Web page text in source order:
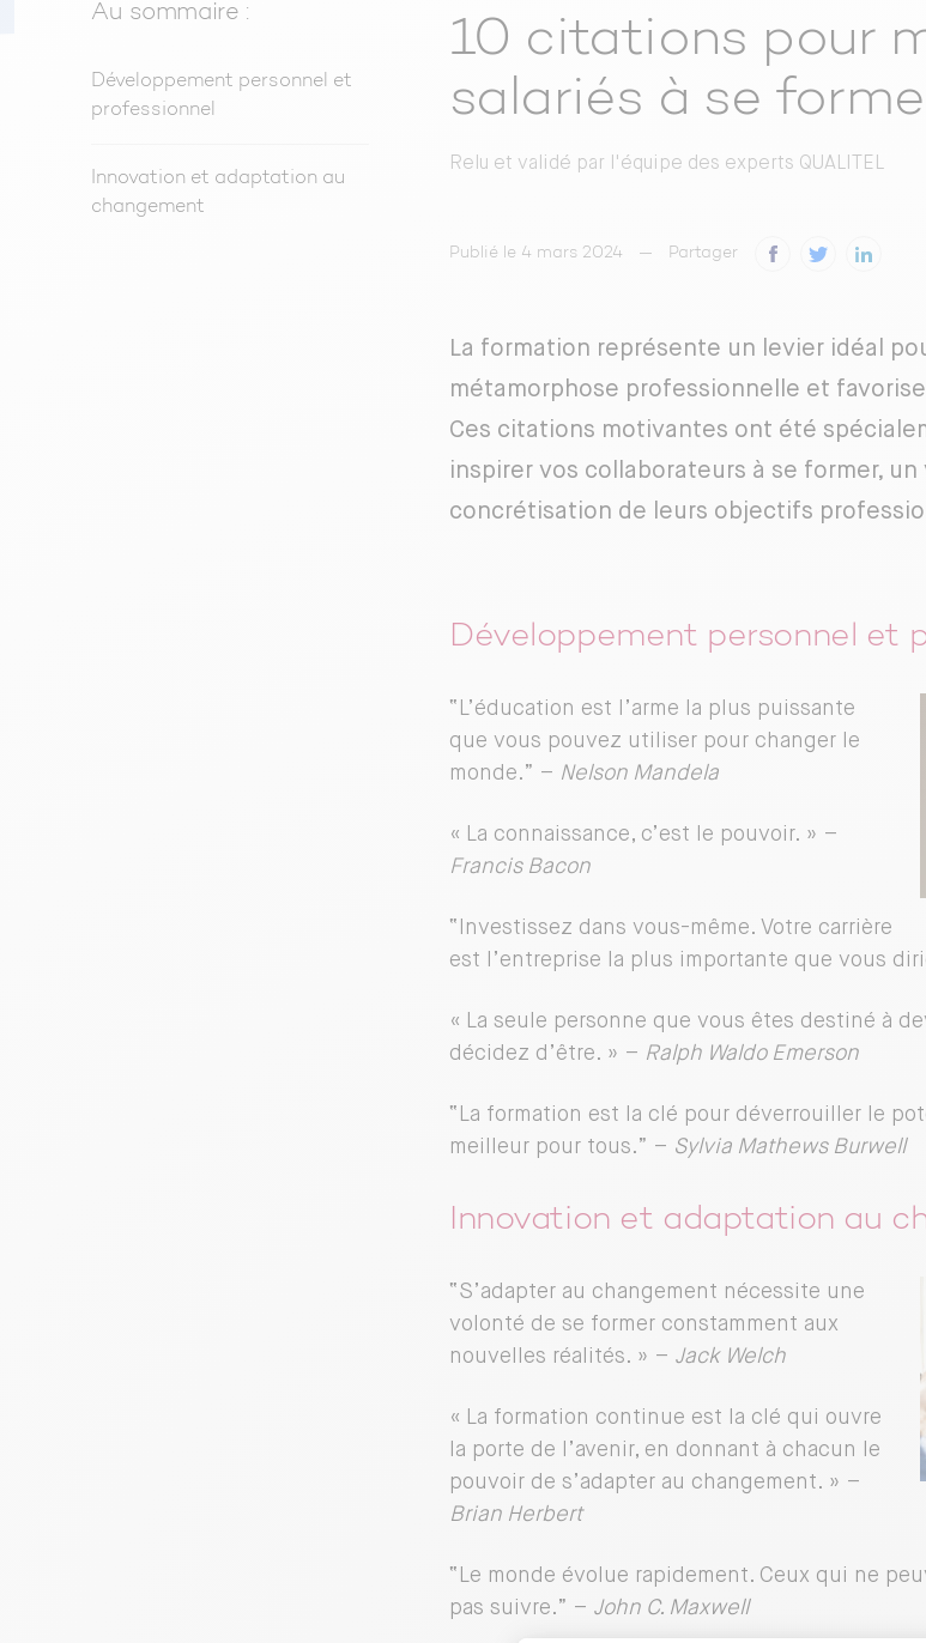
Au sommaire :
Développement personnel et
professionnel
Innovation et adaptation au
changement
10 citations pour
salariés à se
Relu et validé par l'équipe des experts QUALITEL
Publié le 4 mars 2024 Partager
La formation représente un levier idéal
métamorphose professionnelle et
Ces citations motivantes ont été
inspirer vos collaborateurs à se former,
concrétisation de leurs objectifs
Développement personnel et
“L’éducation est l’arme la plus puissante
que vous pouvez utiliser pour changer le
monde.” – Nelson Mandela
« La connaissance, c’est le pouvoir. » –
Francis Bacon
“Investissez dans vous-même. Votre carrière
est l’entreprise la plus importante que vous
« La seule personne que vous êtes destiné à
décidez d’être. » – Ralph Waldo Emerson
“La formation est la clé pour déverrouiller le
meilleur pour tous.” – Sylvia Mathews Burwell
Innovation et adaptation au
“S’adapter au changement nécessite une
volonté de se former constamment aux
nouvelles réalités. » – Jack Welch
« La formation continue est la clé qui ouvre
la porte de l’avenir, en donnant à chacun le
pouvoir de s’adapter au changement. » –
Brian Herbert
“Le monde évolue rapidement. Ceux qui ne
pas suivre.” – John C. Maxwell